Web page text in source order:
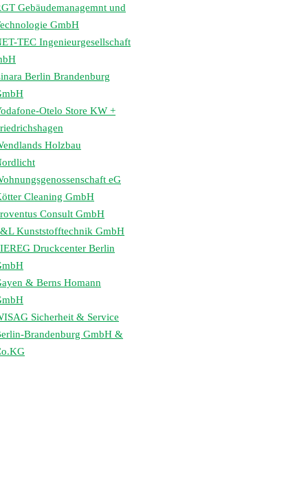
Gebäudemanagemnt und
GmbH
TEC Ingenieurgesellschaft
Berlin Brandenburg
Otelo Store KW +
Holzbau
eG
Cleaning GmbH
Consult GmbH
Kunststofftechnik GmbH
Druckcenter Berlin
& Berns Homann
Sicherheit & Service
Brandenburg GmbH &